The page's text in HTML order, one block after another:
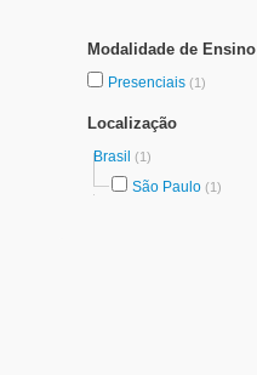
Modalidade de Ensino
Presenciais (1)
Localização
Brasil (1)
São Paulo (1)